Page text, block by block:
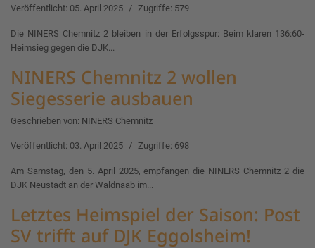
Veröffentlicht: 05. April 2025 Zugriffe: 579
Die NINERS Chemnitz 2 bleiben in der Erfolgsspur: Beim klaren 136:60-
Heimsieg gegen die DJK...
NINERS Chemnitz 2 wollen
Siegesserie ausbauen
Geschrieben von: NINERS Chemnitz
Veröffentlicht: 03. April 2025 Zugriffe: 698
Am Samstag, den 5. April 2025, empfangen die NINERS Chemnitz 2 die
DJK Neustadt an der Waldnaab im...
Letztes Heimspiel der Saison: Post
SV trifft auf DJK Eggolsheim!